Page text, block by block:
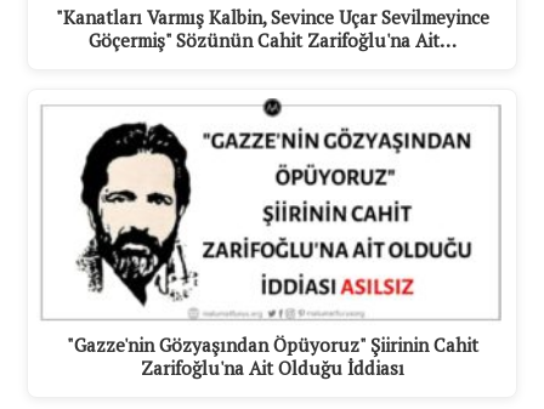
"Kanatları Varmış Kalbin, Sevince Uçar Sevilmeyince
Göçermiş" Sözünün Cahit Zarifoğlu'na Ait…
"Gazze'nin Gözyaşından Öpüyoruz" Şiirinin Cahit
Zarifoğlu'na Ait Olduğu İddiası